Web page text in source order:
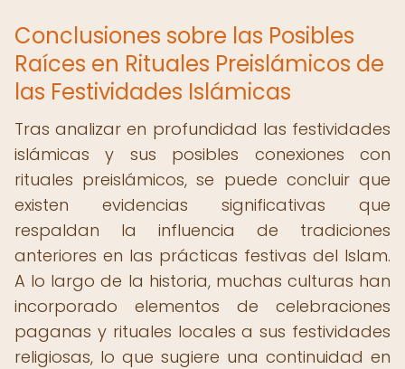
Conclusiones sobre las Posibles
Raíces en Rituales Preislámicos de
las Festividades Islámicas
Tras analizar en profundidad las festividades
islámicas y sus posibles conexiones con
rituales preislámicos, se puede concluir que
existen evidencias significativas que
respaldan la influencia de tradiciones
anteriores en las prácticas festivas del Islam.
A lo largo de la historia, muchas culturas han
incorporado elementos de celebraciones
paganas y rituales locales a sus festividades
religiosas, lo que sugiere una continuidad en